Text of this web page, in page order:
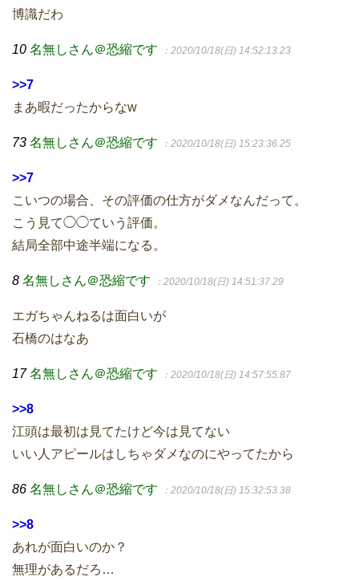
博識だわ
10 名無しさん＠恐縮です ：2020/10/18(日) 14:52:13.23
>>7
まあ暇だったからなw
73 名無しさん＠恐縮です ：2020/10/18(日) 15:23:36.25
>>7
こいつの場合、その評価の仕方がダメなんだって。
こう見て◯◯ていう評価。
結局全部中途半端になる。
8 名無しさん＠恐縮です ：2020/10/18(日) 14:51:37.29
エガちゃんねるは面白いが
石橋のはなあ
17 名無しさん＠恐縮です ：2020/10/18(日) 14:57:55.87
>>8
江頭は最初は見てたけど今は見てない
いい人アピールはしちゃダメなのにやってたから
86 名無しさん＠恐縮です ：2020/10/18(日) 15:32:53.38
>>8
あれが面白いのか？
無理があるだろ…